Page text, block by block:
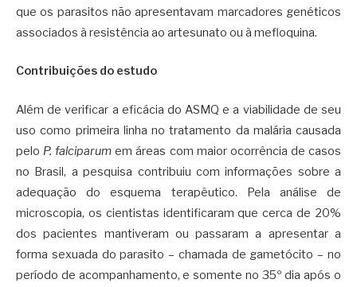
que os parasitos não apresentavam marcadores genéticos
associados à resistência ao artesunato ou à mefloquina.
Contribuições do estudo
Além de verificar a eficácia do ASMQ e a viabilidade de seu
uso como primeira linha no tratamento da malária causada
pelo P. falciparum em áreas com maior ocorrência de casos
no Brasil, a pesquisa contribuiu com informações sobre a
adequação do esquema terapêutico. Pela análise de
microscopia, os cientistas identificaram que cerca de 20%
dos pacientes mantiveram ou passaram a apresentar a
forma sexuada do parasito – chamada de gametócito – no
período de acompanhamento, e somente no 35º dia após o